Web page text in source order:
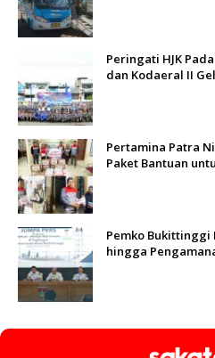
Peringati HJK
dan Kodaeral II
Pertamina Patra
Paket Bantuan
Pemko Bukittinggi
hingga